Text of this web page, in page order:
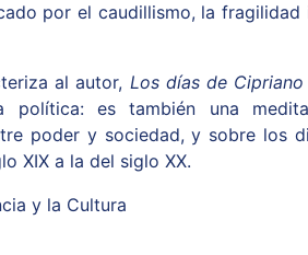
por el caudillismo, la fragilidad
al autor, Los días de
política: es también una
poder y sociedad, y sobre los
XIX a la del siglo XX.
y la Cultura